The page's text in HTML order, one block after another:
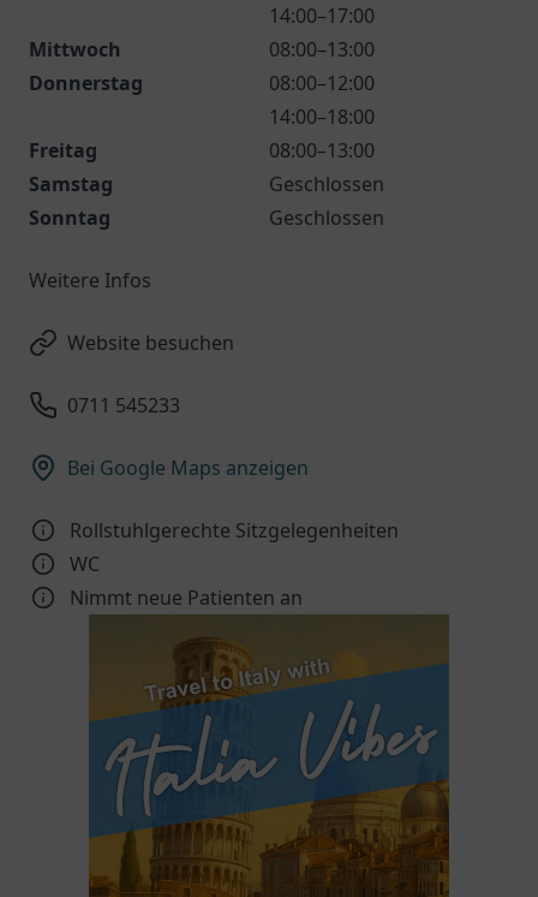
14:00–17:00
Mittwoch
08:00–13:00
Donnerstag
08:00–12:00
14:00–18:00
Freitag
08:00–13:00
Samstag
Geschlossen
Sonntag
Geschlossen
Weitere Infos
Website besuchen
0711 545233
Bei Google Maps anzeigen
Rollstuhlgerechte Sitzgelegenheiten
WC
Nimmt neue Patienten an